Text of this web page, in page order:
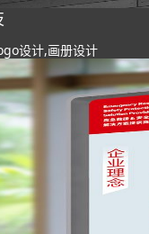
设计,画册设计